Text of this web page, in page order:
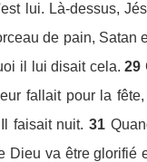
lui. Là-dessus,
de pain, Satan
il lui disait cela. 29
fallait pour la
faisait nuit. 31
Dieu va être glorifié